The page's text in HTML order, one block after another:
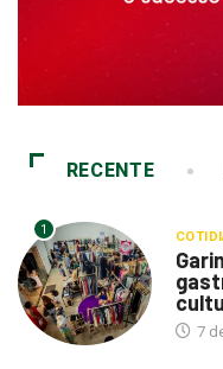
RECENTE
1
7